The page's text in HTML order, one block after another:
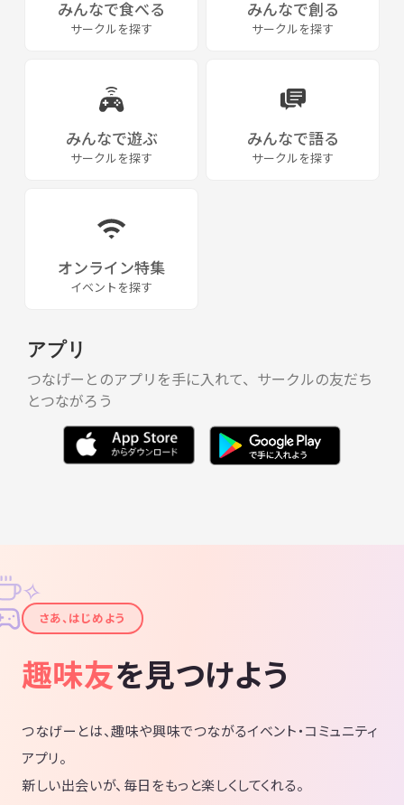
みんなで食べる
サークルを探す
みんなで創る
サークルを探す
みんなで遊ぶ
サークルを探す
みんなで語る
サークルを探す
オンライン特集
イベントを探す
アプリ
つなげーとのアプリを手に入れて、サークルの友だち
とつながろう
✦
✧
さあ、はじめよう
趣味友を見つけよう
つなげーとは、趣味や興味でつながるイベント・コミュニティ
アプリ。
新しい出会いが、毎日をもっと楽しくしてくれる。